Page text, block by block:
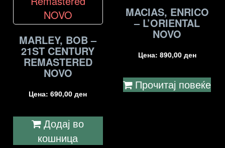
MARLEY, BOB –
21ST CENTURY
REMASTERED
NOVO
Цена:690,00ден
Додај во
кошница
MACIAS, ENRICO
– L’ORIENTAL
NOVO
Цена: 890,00 ден
Прочитај повеќе